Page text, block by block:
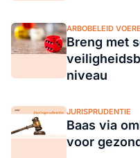
ARBOBELEID
Breng met
niveau
JURISPRUDENTIE
Baas via
voor